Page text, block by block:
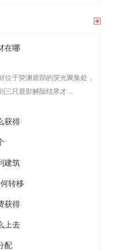
在哪
位于荧渊底部的荧光聚集处，
三只鹿影解除结界才...
获得
建筑
转移
获得
上去
配